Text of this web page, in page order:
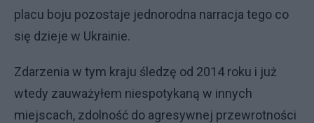
placu boju pozostaje jednorodna narracja tego co
się dzieje w Ukrainie.
Zdarzenia w tym kraju śledzę od 2014 roku i już
wtedy zauważyłem niespotykaną w innych
miejscach, zdolność do agresywnej przewrotności